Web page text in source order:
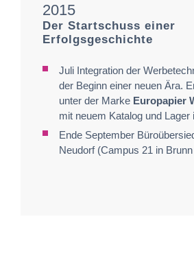
2015
Der Startschuss einer
Erfolgsgeschichte
Juli Integration der
der Beginn einer neuen Ära.
unter der Marke Europapier
mit neuem Katalog und Lager
Ende September
Neudorf (Campus 21 in